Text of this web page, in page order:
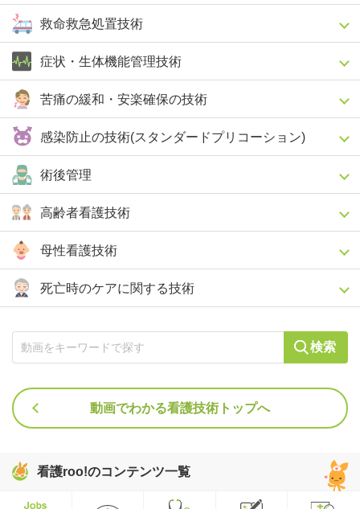
救命救急処置技術
症状・生体機能管理技術
苦痛の緩和・安楽確保の技術
感染防止の技術(スタンダードプリコーション)
術後管理
高齢者看護技術
母性看護技術
死亡時のケアに関する技術
検索
動画でわかる看護技術トップへ
看護roo!のコンテンツ一覧